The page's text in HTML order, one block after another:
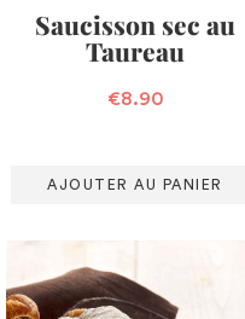
Saucisson sec au
Taureau
€8.90
AJOUTER AU PANIER